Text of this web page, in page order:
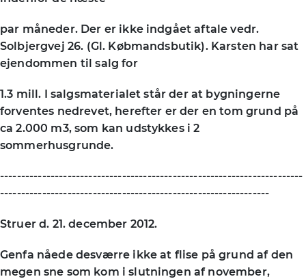
par måneder. Der er ikke indgået aftale vedr.
Solbjergvej 26. (Gl. Købmandsbutik). Karsten har sat
ejendommen til salg for
1.3 mill. I salgsmaterialet står der at bygningerne
forventes nedrevet, herefter er der en tom grund på
ca 2.000 m3, som kan udstykkes i 2
sommerhusgrunde.
------------------------------------------------------------------------
----------------------------------------------------------------
Struer d. 21. december 2012.
Genfa nåede desværre ikke at flise på grund af den
megen sne som kom i slutningen af november,